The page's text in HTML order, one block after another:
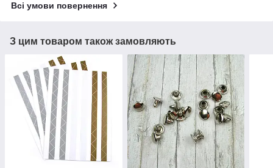
Всі умови повернення
З цим товаром також замовляють